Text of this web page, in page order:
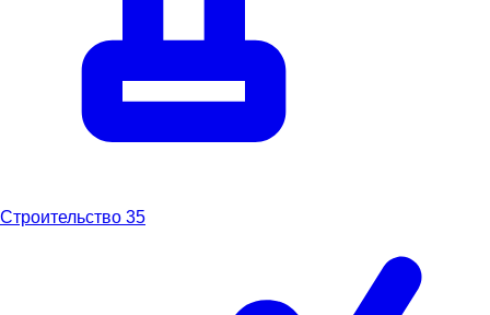
Строительство 35